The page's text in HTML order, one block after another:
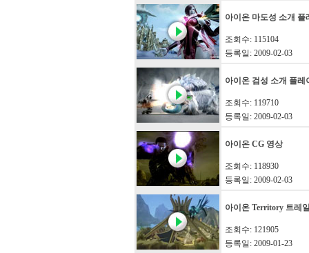
아이온 마도성 소개 플
조회수: 115104
등록일: 2009-02-03
아이온 검성 소개 플레
조회수: 119710
등록일: 2009-02-03
아이온 CG 영상
조회수: 118930
등록일: 2009-02-03
아이온 Territory 트레
조회수: 121905
등록일: 2009-01-23